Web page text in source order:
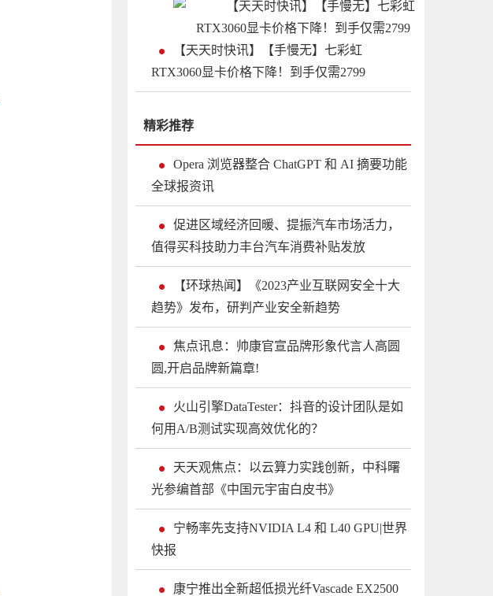
【天天时快讯】【手慢无】七彩虹
RTX3060显卡价格下降！到手仅需2799
精彩推荐
Opera 浏览器整合 ChatGPT 和 AI 摘要功能
全球报资讯
促进区域经济回暖、提振汽车市场活力，
值得买科技助力丰台汽车消费补贴发放
【环球热闻】《2023产业互联网安全十大
趋势》发布，研判产业安全新趋势
焦点讯息：帅康官宣品牌形象代言人高圆
圆,开启品牌新篇章!
火山引擎DataTester：抖音的设计团队是如
何用A/B测试实现高效优化的？
天天观焦点：以云算力实践创新，中科曙
光参编首部《中国元宇宙白皮书》
宁畅率先支持NVIDIA L4 和 L40 GPU|世界
快报
康宁推出全新超低损光纤Vascade EX2500